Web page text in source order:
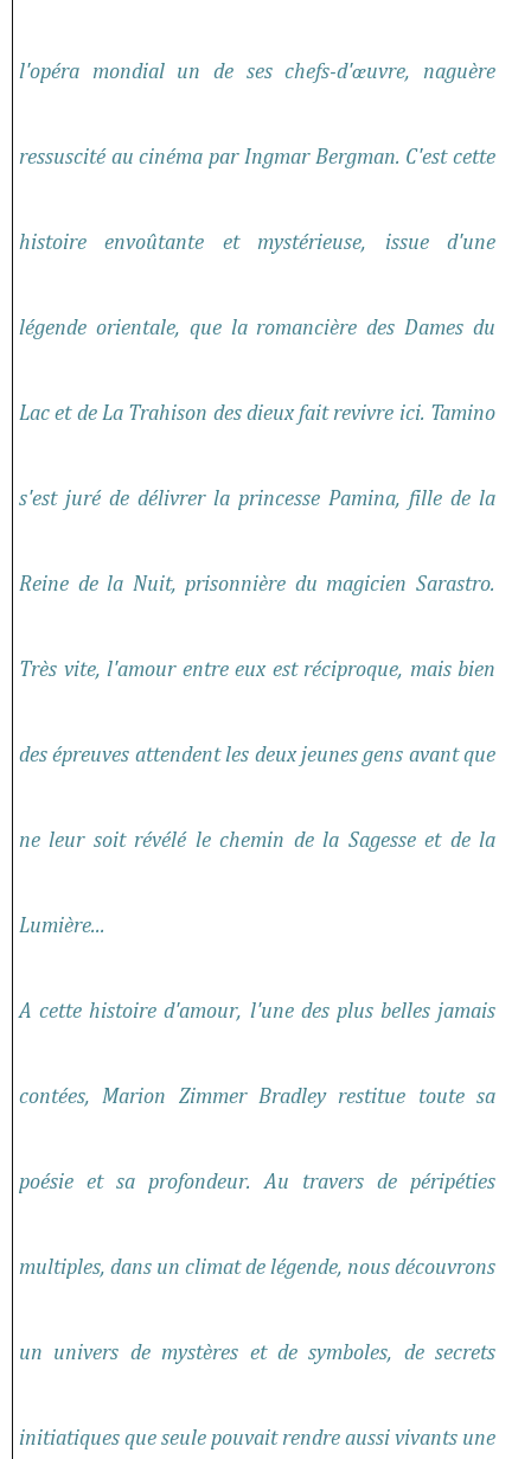
l'opéra mondial un de ses chefs-d'œuvre, naguère
ressuscité au cinéma par Ingmar Bergman. C'est cette
histoire envoûtante et mystérieuse, issue d'une
légende orientale, que la romancière des Dames du
Lac et de La Trahison des dieux fait revivre ici. Tamino
s'est juré de délivrer la princesse Pamina, fille de la
Reine de la Nuit, prisonnière du magicien Sarastro.
Très vite, l'amour entre eux est réciproque, mais bien
des épreuves attendent les deux jeunes gens avant que
ne leur soit révélé le chemin de la Sagesse et de la
Lumière...
A cette histoire d'amour, l'une des plus belles jamais
contées, Marion Zimmer Bradley restitue toute sa
poésie et sa profondeur. Au travers de péripéties
multiples, dans un climat de légende, nous découvrons
un univers de mystères et de symboles, de secrets
initiatiques que seule pouvait rendre aussi vivants une